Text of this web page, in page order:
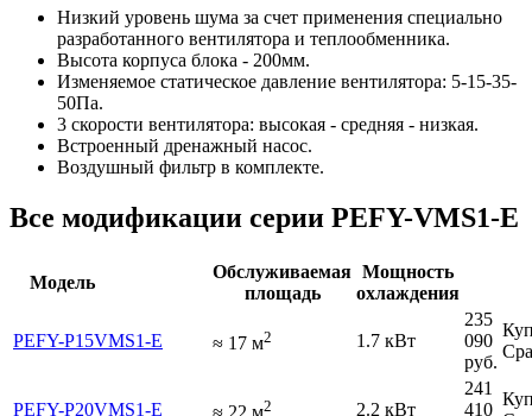
Низкий уровень шума за счет применения специально
разработанного вентилятора и теплообменника.
Высота корпуса блока - 200мм.
Изменяемое статическое давление вентилятора: 5-15-35-
50Па.
3 скорости вентилятора: высокая - средняя - низкая.
Встроенный дренажный насос.
Воздушный фильтр в комплекте.
Все модификации серии PEFY-VMS1-E
Модель
Обслуживаемая
площадь
Мощность
охлаждения
PEFY-P15VMS1-E ≈ 17 м2 1.7 кВт
235
090
руб.
PEFY-P20VMS1-E ≈ 22 м2 2.2 кВт
241
410